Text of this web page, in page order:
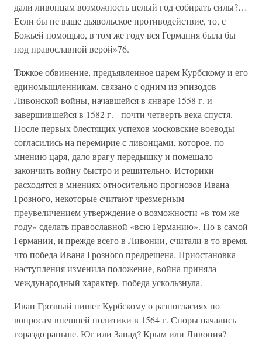
дали ливонцам возможность целый год собирать силы?…
Если бы не ваше дьявольское противодействие, то, с
Божьей помощью, в том же году вся Германия была бы
под православной верой»76.
Тяжкое обвинение, предъявленное царем Курбскому и его
единомышленникам, связано с одним из эпизодов
Ливонской войны, начавшейся в январе 1558 г. и
завершившейся в 1582 г. - почти четверть века спустя.
После первых блестящих успехов московские воеводы
согласились на перемирие с ливонцами, которое, по
мнению царя, дало врагу передышку и помешало
закончить войну быстро и решительно. Историки
расходятся в мнениях относительно прогнозов Ивана
Грозного, некоторые считают чрезмерным
преувеличением утверждение о возможности «в том же
году» сделать православной «всю Германию». Но в самой
Германии, и прежде всего в Ливонии, считали в то время,
что победа Ивана Грозного предрешена. Приостановка
наступления изменила положение, война приняла
международный характер, победа ускользнула.
Иван Грозный пишет Курбскому о разногласиях по
вопросам внешней политики в 1564 г. Споры начались
гораздо раньше. Юг или Запад? Крым или Ливония?